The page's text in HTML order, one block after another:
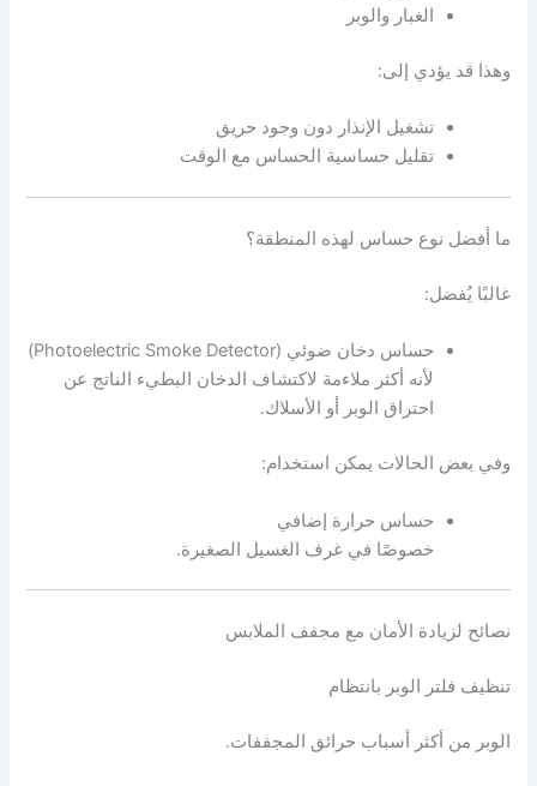
الغبار والوبر
وهذا قد يؤدي إلى:
تشغيل الإنذار دون وجود حريق
تقليل حساسية الحساس مع الوقت
ما أفضل نوع حساس لهذه المنطقة؟
غالبًا يُفضل:
حساس دخان ضوئي (Photoelectric Smoke Detector)
لأنه أكثر ملاءمة لاكتشاف الدخان البطيء الناتج عن
احتراق الوبر أو الأسلاك.
وفي بعض الحالات يمكن استخدام:
حساس حرارة إضافي
خصوصًا في غرف الغسيل الصغيرة.
نصائح لزيادة الأمان مع مجفف الملابس
تنظيف فلتر الوبر بانتظام
الوبر من أكثر أسباب حرائق المجففات.